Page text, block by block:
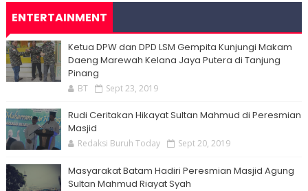
ENTERTAINMENT
Ketua DPW dan DPD LSM Gempita Kunjungi Makam
Daeng Marewah Kelana Jaya Putera di Tanjung
Pinang
BT Sept 23, 2019
Rudi Ceritakan Hikayat Sultan Mahmud di Peresmian
Masjid
Redaksi Buruh Today Sept 20, 2019
Masyarakat Batam Hadiri Peresmian Masjid Agung
Sultan Mahmud Riayat Syah